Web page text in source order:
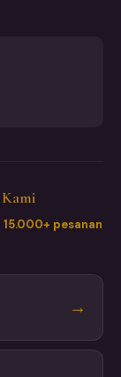
15.000+ pesanan
→